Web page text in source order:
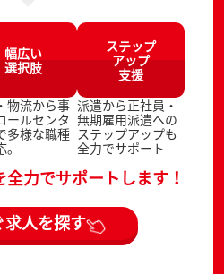
幅広い
選択肢
物流から事
ールセンタ
多様な職種
ステップ
アップ
支援
派遣から正社員・
無期雇用派遣への
ステップアップも
全力でサポート
力でサポートします！
求人を探す